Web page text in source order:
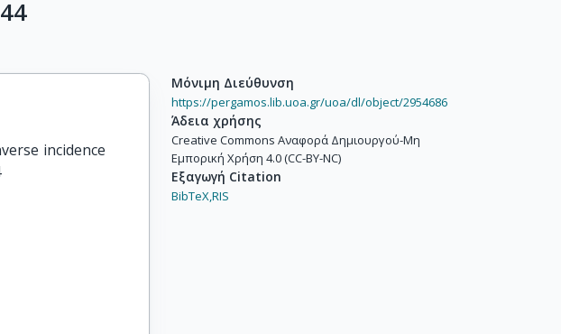
incidence
Μόνιμη Διεύθυνση
https://pergamos.lib.uoa.gr/uoa/dl/object/2954686
Άδεια χρήσης
Creative Commons Αναφορά Δημιουργού-Μη
Εμπορική Χρήση 4.0 (CC-BY-NC)
Εξαγωγή Citation
BibTeX,RIS